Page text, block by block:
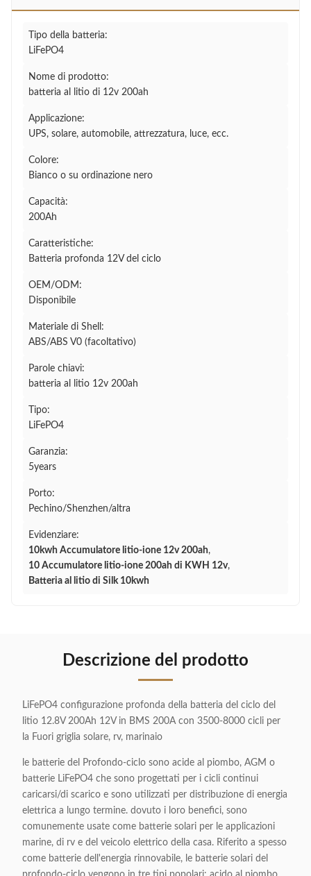
Tipo della batteria:
LiFePO4
Nome di prodotto:
batteria al litio di 12v 200ah
Applicazione:
UPS, solare, automobile, attrezzatura, luce, ecc.
Colore:
Bianco o su ordinazione nero
Capacità:
200Ah
Caratteristiche:
Batteria profonda 12V del ciclo
OEM/ODM:
Disponibile
Materiale di Shell:
ABS/ABS V0 (facoltativo)
Parole chiavi:
batteria al litio 12v 200ah
Tipo:
LiFePO4
Garanzia:
5years
Porto:
Pechino/Shenzhen/altra
Evidenziare:
10kwh Accumulatore litio-ione 12v 200ah,
10 Accumulatore litio-ione 200ah di KWH 12v,
Batteria al litio di Silk 10kwh
Descrizione del prodotto
LiFePO4 configurazione profonda della batteria del ciclo del
litio 12.8V 200Ah 12V in BMS 200A con 3500-8000 cicli per
la Fuori griglia solare, rv, marinaio
le batterie del Profondo-ciclo sono acide al piombo, AGM o
batterie LiFePO4 che sono progettati per i cicli continui
caricarsi/di scarico e sono utilizzati per distribuzione di energia
elettrica a lungo termine. dovuto i loro benefici, sono
comunemente usate come batterie solari per le applicazioni
marine, di rv e del veicolo elettrico della casa. Riferito a spesso
come batterie dell'energia rinnovabile, le batterie solari del